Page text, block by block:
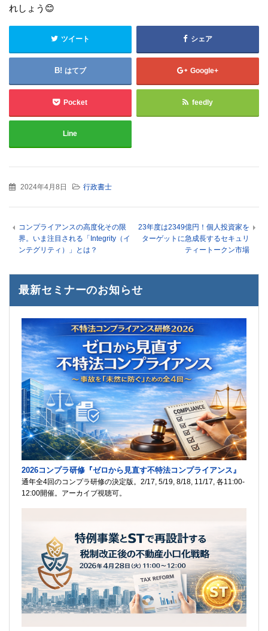
れしょう😊
ツイート シェア
はてブ Google+
Pocket feedly
Line
2024年4月8日 行政書士
コンプライアンスの高度化その限
界。いま注目される「Integrity（イ
ンテグリティ）」とは？
23年度は2349億円！個人投資家を
ターゲットに急成長するセキュリ
ティートークン市場
最新セミナーのお知らせ
2026コンプラ研修『ゼロから見直す不特法コンプライアンス』
通年全4回のコンプラ研修の決定版。2/17, 5/19, 8/18, 11/17, 各11:00-
12:00開催。アーカイブ視聴可。